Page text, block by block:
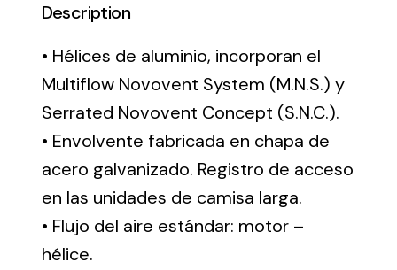
Description
• Hélices de aluminio, incorporan el
Multiflow Novovent System (M.N.S.) y
Serrated Novovent Concept (S.N.C.).
• Envolvente fabricada en chapa de
acero galvanizado. Registro de acceso
en las unidades de camisa larga.
• Flujo del aire estándar: motor –
hélice.